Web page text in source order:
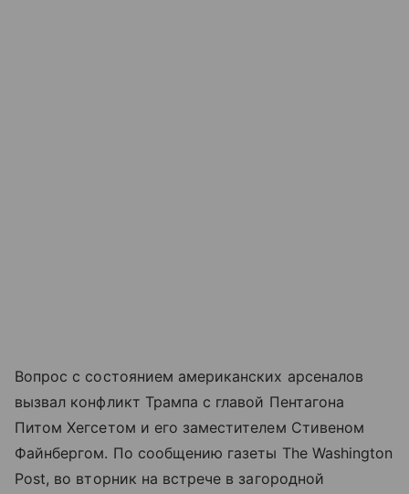
Вопрос с состоянием американских арсеналов
вызвал конфликт Трампа с главой Пентагона
Питом Хегсетом и его заместителем Стивеном
Файнбергом. По сообщению газеты The Washington
Post, во вторник на встрече в загородной